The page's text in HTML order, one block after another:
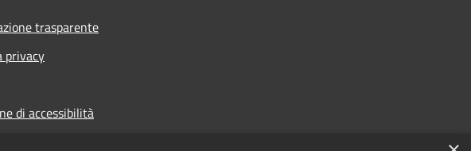
trasparente
privacy
di accessibilità